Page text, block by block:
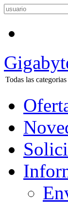
Todas las categorias